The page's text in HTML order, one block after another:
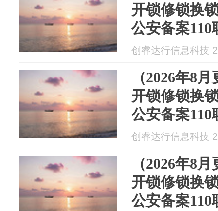
开锁修锁换
公安备案110
创睿达行信息科技
（2026年8
开锁修锁换
公安备案110
创睿达行信息科技
（2026年8
开锁修锁换
公安备案110